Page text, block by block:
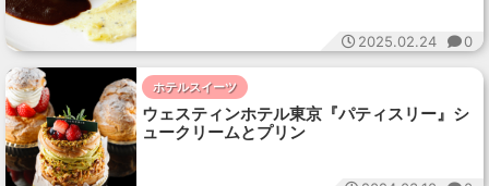
2025.02.24 0
ホテルスイーツ
ウェスティンホテル東京『パティスリー』シ
ュークリームとプリン